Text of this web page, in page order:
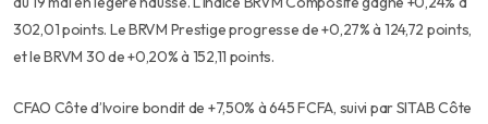
302,01 points. Le BRVM Prestige progresse de +0,27% à 124,72 points,
et le BRVM 30 de +0,20% à 152,11 points.
CFAO Côte d’Ivoire bondit de +7,50% à 645 FCFA, suivi par SITAB Côte